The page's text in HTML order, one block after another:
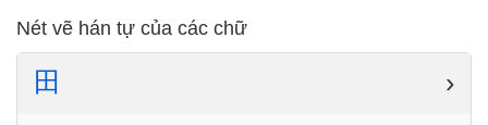
Nét vẽ hán tự của các chữ
田 ›